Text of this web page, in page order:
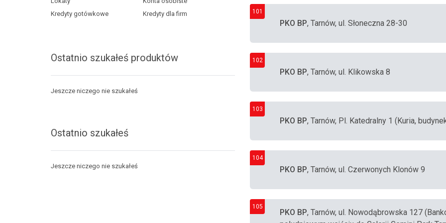
Kredyty gotówkowe
Kredyty dla firm
Ostatnio szukałeś produktów
Jeszcze niczego nie szukałeś
Ostatnio szukałeś
Jeszcze niczego nie szukałeś
101
PKO BP, Tarnów, ul. Słoneczna 28-30
102
PKO BP, Tarnów, ul. Klikowska 8
103
PKO BP, Tarnów, Pl. Katedralny 1 (Kuria,
104
PKO BP, Tarnów, ul. Czerwonych Klonów 9
105
PKO BP, Tarnów, ul. Nowodąbrowska 127